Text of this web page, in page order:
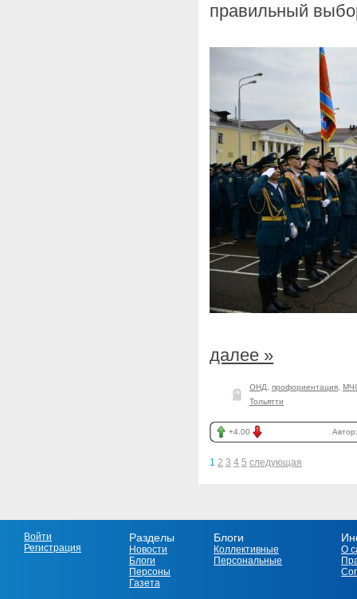
правильный
далее »
ОНД профориентация
Тольятти
+4.00
1 2 3 4 5 следующая
Войти
Регистрация
Разделы
Новости
Блоги
Персоны
Газета
Блоги
Коллективные
Персональные
О